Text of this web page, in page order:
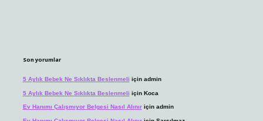
Son yorumlar
5 Aylık Bebek Ne Sıklıkta Beslenmeli için admin
5 Aylık Bebek Ne Sıklıkta Beslenmeli için Koca
Ev Hanımı Çalışmıyor Belgesi Nasıl Alınıriçin admin